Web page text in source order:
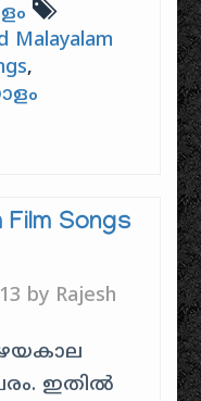
Malayalam
,
Film Songs
by Rajesh
ഇതിൽ